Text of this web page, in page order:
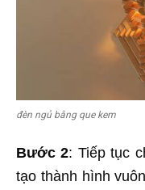
đèn ngủ bằng que kem
Bước 2: Tiếp tục
tạo thành hình